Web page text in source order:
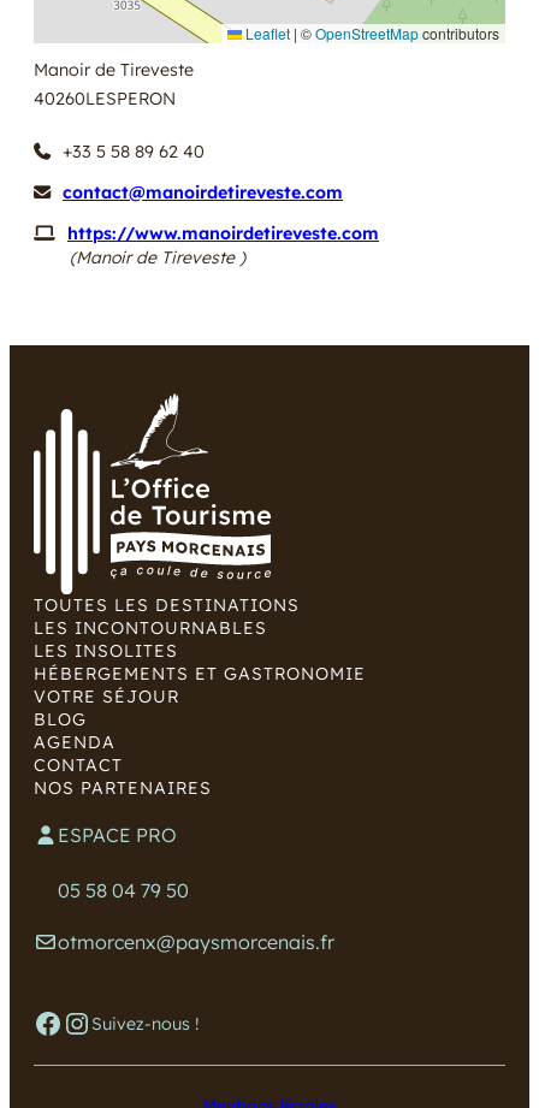
Leaflet | ©OpenStreetMapcontributors
Manoir de Tireveste
40260LESPERON
+33 5 58 89 62 40
contact@manoirdetireveste.com
https://www.manoirdetireveste.com
(Manoir de Tireveste )
TOUTES LES DESTINATIONS
LES INCONTOURNABLES
LES INSOLITES
HÉBERGEMENTS ET GASTRONOMIE
VOTRE SÉJOUR
BLOG
AGENDA
CONTACT
NOS PARTENAIRES
ESPACE PRO
05 58 04 79 50
otmorcenx@paysmorcenais.fr
Facebook Instagram Suivez-nous !